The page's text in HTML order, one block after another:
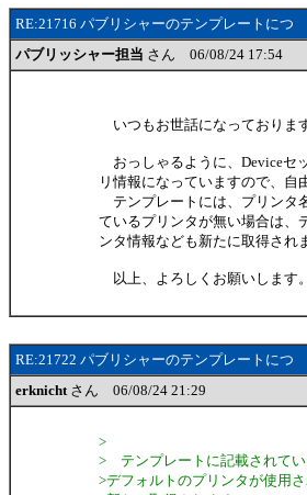
RE:21716 パブリシャーのテンプレートにつ
パブリッシャー担当 さん 06/08/24 17:54
いつもお世話になっております
おっしゃるように、Deviceセ
リ情報になっていますので、自
テンプレートには、プリンタ
ているプリンタが無い場合は、
ンタ情報なども新たに取得され
以上、よろしくお願いします。
RE:21722 パブリシャーのテンプレートにつ
erknichtさん 06/08/24 21:29
>
> テンプレートに記載されてい
>デフォルトのプリンタが使用